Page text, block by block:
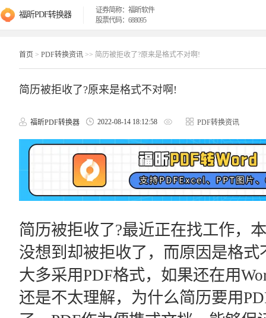
福昕PDF转换器
证券简称：福昕软件
股票代码：688095
首页 > PDF转换资讯 >> 简历被拒收了?原来是格式不对啊!
简历被拒收了?原来是格式不对啊!
福昕PDF转换器 2022-08-14 18:12:58 PDF转换资讯
简历被拒收了?最近正在找工作，
没想到却被拒收了，而原因是格
大多采用PDF格式，如果还在用
还是不太理解，为什么简历要用